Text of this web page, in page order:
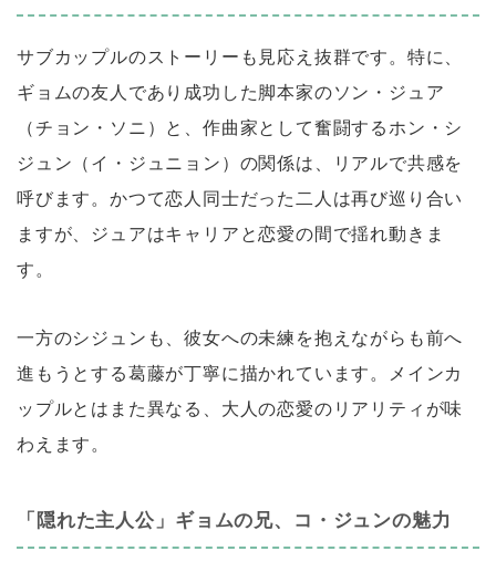
サブカップルのストーリーも見応え抜群です。特に、
ギョムの友人であり成功した脚本家のソン・ジュア
（チョン・ソニ）と、作曲家として奮闘するホン・シ
ジュン（イ・ジュニョン）の関係は、リアルで共感を
呼びます。かつて恋人同士だった二人は再び巡り合い
ますが、ジュアはキャリアと恋愛の間で揺れ動きま
す。
一方のシジュンも、彼女への未練を抱えながらも前へ
進もうとする葛藤が丁寧に描かれています。メインカ
ップルとはまた異なる、大人の恋愛のリアリティが味
わえます。
「隠れた主人公」ギョムの兄、コ・ジュンの魅力